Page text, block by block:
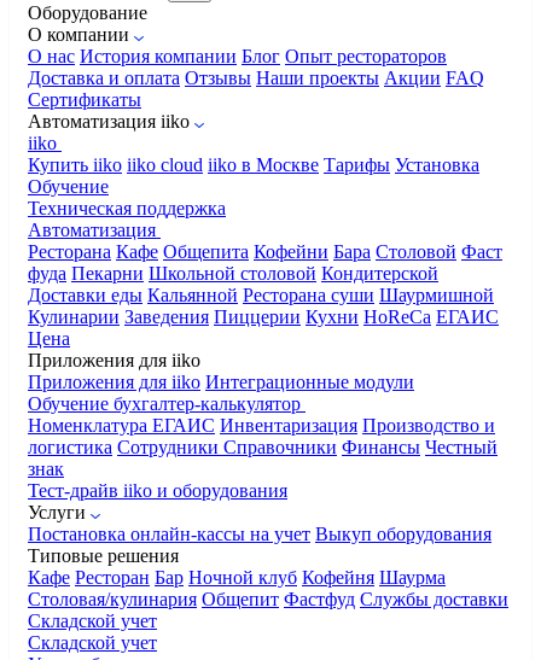
Оборудование
О компании
О нас История компании Блог Опыт рестораторов
Доставка и оплата Отзывы Наши проекты Акции FAQ
Сертификаты
Автоматизация iiko
iiko
Купить iiko iiko cloud iiko в Москве Тарифы Установка
Обучение
Техническая поддержка
Автоматизация
Ресторана Кафе Общепита Кофейни Бара Столовой Фаст
фуда Пекарни Школьной столовой Кондитерской
Доставки еды Кальянной Ресторана суши Шаурмишной
Кулинарии Заведения Пиццерии Кухни HoReCa ЕГАИС
Цена
Приложения для iiko
Приложения для iiko Интеграционные модули
Обучение бухгалтер-калькулятор
Номенклатура ЕГАИС Инвентаризация Производство и
логистика Сотрудники Справочники Финансы Честный
знак
Тест-драйв iiko и оборудования
Услуги
Постановка онлайн-кассы на учет Выкуп оборудования
Типовые решения
Кафе Ресторан Бар Ночной клуб Кофейня Шаурма
Столовая/кулинария Общепит Фастфуд Службы доставки
Складской учет
Складской учет